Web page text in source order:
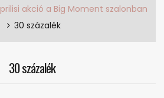
akció a Big Moment szalonban
30 százalék
30 százalék